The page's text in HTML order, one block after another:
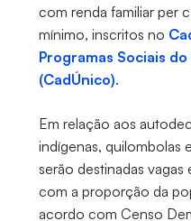
com renda familiar per
mínimo, inscritos no
Programas Sociais
(CadÚnico).
Em relação aos
indígenas, quilombolas
serão destinadas
com a proporção da
acordo com Censo